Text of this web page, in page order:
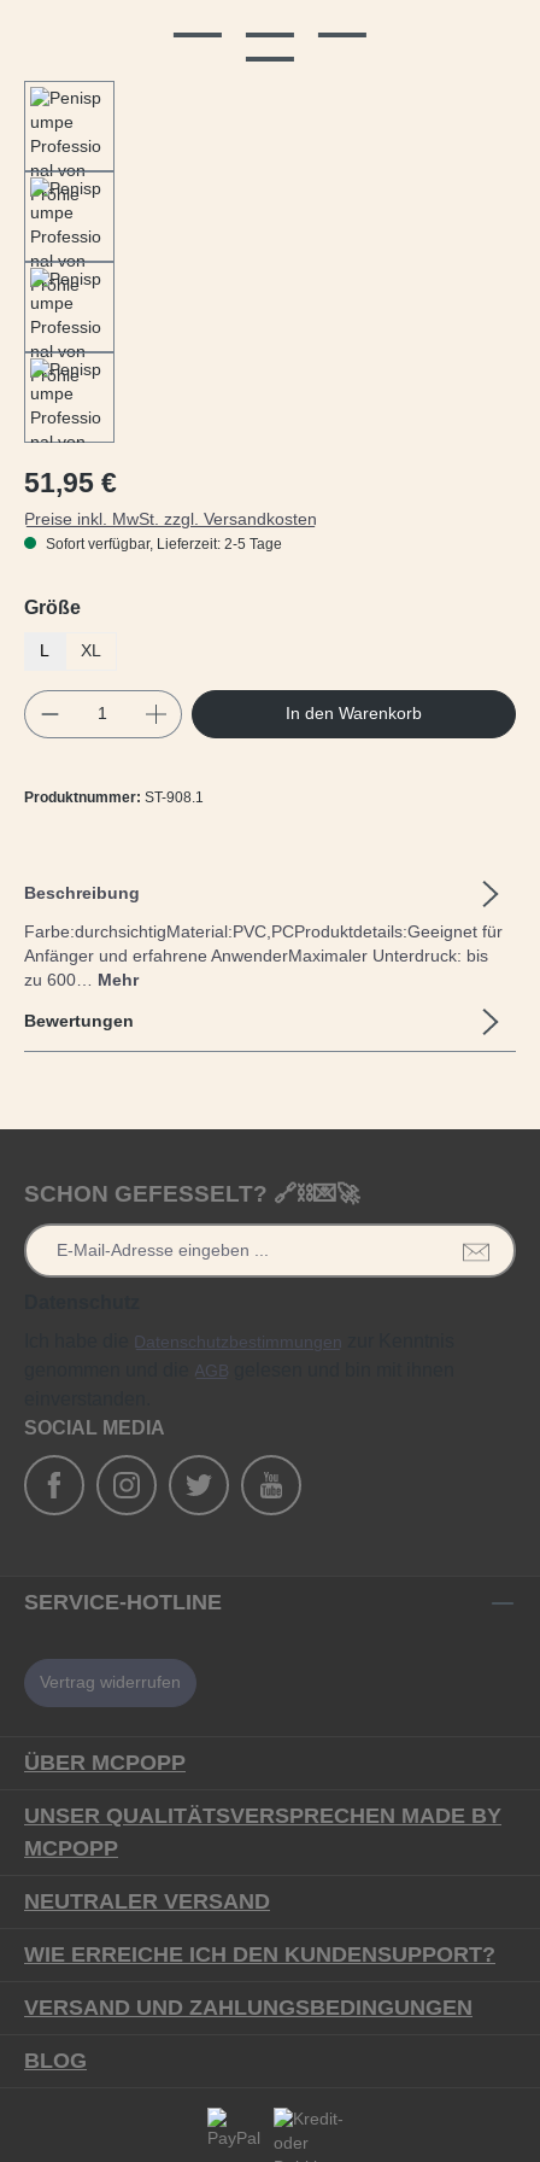
Regulärer Preis:
51,95 €
Preise inkl. MwSt. zzgl. Versandkosten
Sofort verfügbar, Lieferzeit: 2-5 Tage
Größeauswählen
L XL
Produkt Anzahl: Gib den gewünschten
In den Warenkorb
Produktnummer: ST-908.1
Beschreibung
Farbe:durchsichtigMaterial:PVC,PCProduktdetails:Geeignet für
Anfänger und erfahrene AnwenderMaximaler Unterdruck: bis
zu 600… Mehr
Bewertungen
SCHON GEFESSELT? 🔗⛓️💌🚀
Datenschutzbestimmungen
AGB
SOCIAL MEDIA
SERVICE-HOTLINE
Vertrag widerrufen
ÜBER MCPOPP
UNSER QUALITÄTSVERSPRECHEN MADE BY
MCPOPP
NEUTRALER VERSAND
WIE ERREICHE ICH DEN KUNDENSUPPORT?
VERSAND UND ZAHLUNGSBEDINGUNGEN
BLOG